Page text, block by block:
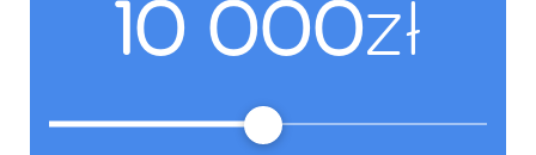
10 000zł
internetowej :